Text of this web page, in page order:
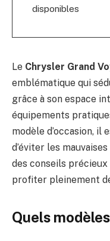
disponibles
Le Chrysler Grand
emblématique qui
grâce à son espace
équipements
modèle d’occasion, il
d’éviter les
des conseils
profiter pleinement
Quels